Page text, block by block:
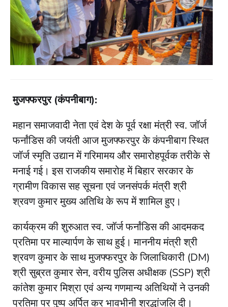
मुजफ्फरपुर (कंपनीबाग):
महान समाजवादी नेता एवं देश के पूर्व रक्षा मंत्री स्व. जॉर्ज
फर्नांडिस की जयंती आज मुजफ्फरपुर के कंपनीबाग स्थित
जॉर्ज स्मृति उद्यान में गरिमामय और समारोहपूर्वक तरीके से
मनाई गई। इस राजकीय समारोह में बिहार सरकार के
ग्रामीण विकास सह सूचना एवं जनसंपर्क मंत्री श्री
श्रवण कुमार मुख्य अतिथि के रूप में शामिल हुए।
​कार्यक्रम की शुरुआत स्व. जॉर्ज फर्नांडिस की आदमकद
प्रतिमा पर माल्यार्पण के साथ हुई। माननीय मंत्री श्री
श्रवण कुमार के साथ मुजफ्फरपुर के जिलाधिकारी (DM)
श्री सुब्रत कुमार सेन, वरीय पुलिस अधीक्षक (SSP) श्री
कांतेश कुमार मिश्रा एवं अन्य गणमान्य अतिथियों ने उनकी
प्रतिमा पर पुष्प अर्पित कर भावभीनी श्रद्धांजलि दी।